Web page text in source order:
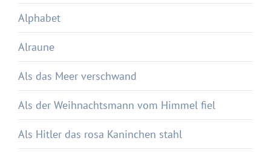
Alphabet
Alraune
Als das Meer verschwand
Als der Weihnachtsmann vom Himmel fiel
Als Hitler das rosa Kaninchen stahl